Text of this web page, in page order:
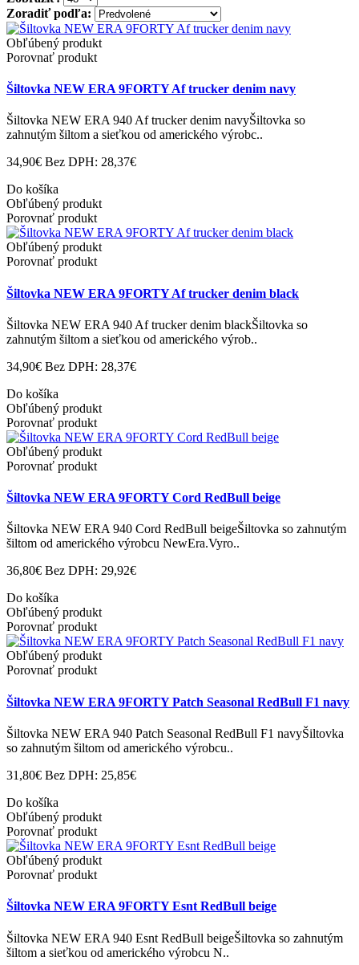
Zoradiť podľa:
Obľúbený produkt
Porovnať produkt
Šiltovka NEW ERA 9FORTY Af trucker denim navy
Šiltovka NEW ERA 940 Af trucker denim navyŠiltovka so
zahnutým šiltom a sieťkou od amerického výrobc..
34,90€ Bez DPH: 28,37€
Do košíka
Obľúbený produkt
Porovnať produkt
Obľúbený produkt
Porovnať produkt
Šiltovka NEW ERA 9FORTY Af trucker denim black
Šiltovka NEW ERA 940 Af trucker denim blackŠiltovka so
zahnutým šiltom a sieťkou od amerického výrob..
34,90€ Bez DPH: 28,37€
Do košíka
Obľúbený produkt
Porovnať produkt
Obľúbený produkt
Porovnať produkt
Šiltovka NEW ERA 9FORTY Cord RedBull beige
Šiltovka NEW ERA 940 Cord RedBull beigeŠiltovka so zahnutým
šiltom od amerického výrobcu NewEra.Vyro..
36,80€ Bez DPH: 29,92€
Do košíka
Obľúbený produkt
Porovnať produkt
Obľúbený produkt
Porovnať produkt
Šiltovka NEW ERA 9FORTY Patch Seasonal RedBull F1 navy
Šiltovka NEW ERA 940 Patch Seasonal RedBull F1 navyŠiltovka
so zahnutým šiltom od amerického výrobcu..
31,80€ Bez DPH: 25,85€
Do košíka
Obľúbený produkt
Porovnať produkt
Obľúbený produkt
Porovnať produkt
Šiltovka NEW ERA 9FORTY Esnt RedBull beige
Šiltovka NEW ERA 940 Esnt RedBull beigeŠiltovka so zahnutým
šiltom a sieťkou od amerického výrobcu N..